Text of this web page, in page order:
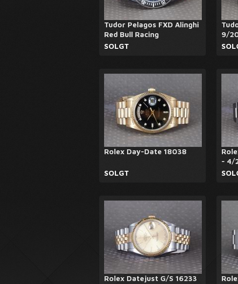
Tudor Pelagos FXD Alinghi
Red Bull Racing
SOLGT
9/
Rolex Day-Date 18038
SOLGT
- 4/
Rolex Datejust G/S 16233